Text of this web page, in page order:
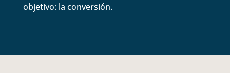
objetivo: la conversión.